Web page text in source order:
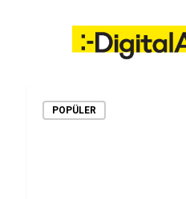
POPÜLER